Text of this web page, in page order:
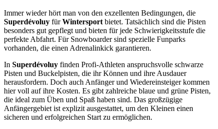
Immer wieder hört man von den exzellenten Bedingungen, die
Superdévoluy fürWintersport bietet. Tatsächlich sind die Pisten
besonders gut gepflegt und bieten für jede Schwierigkeitsstufe die
perfekte Abfahrt. Für Snowboarder sind spezielle Funparks
vorhanden, die einen Adrenalinkick garantieren.
In Superdévoluy finden Profi-Athleten anspruchsvolle schwarze
Pisten und Buckelpisten, die ihr Können und ihre Ausdauer
herausfordern. Doch auch Anfänger und Wiedereinsteiger kommen
hier voll auf ihre Kosten. Es gibt zahlreiche blaue und grüne Pisten,
die ideal zum Üben und Spaß haben sind. Das großzügige
Anfängergebiet ist explizit ausgestattet, um den Kleinen einen
sicheren und erfolgreichen Start zu ermöglichen.